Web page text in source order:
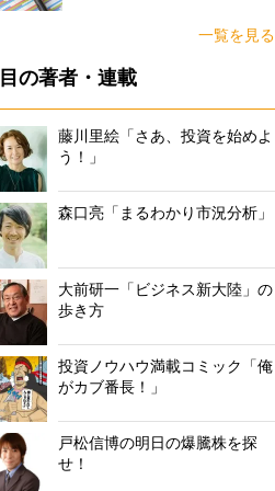
一覧を見る
の著者・連載
藤川里絵「さあ、投資を始めよ
う！」
森口亮「まるわかり市況分析」
大前研一「ビジネス新大陸」の
歩き方
投資ノウハウ満載コミック「俺
がカブ番長！」
戸松信博の明日の爆騰株を探
せ！